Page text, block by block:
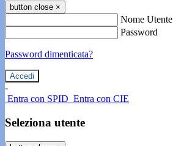
button close ×
Nome Utente
Password
Password dimenticata?
-
Entra con SPID Entra con CIE
Seleziona utente